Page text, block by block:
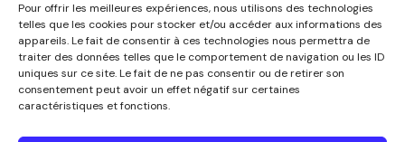
Pour offrir les meilleures expériences, nous utilisons des technologies
telles que les cookies pour stocker et/ou accéder aux informations des
appareils. Le fait de consentir à ces technologies nous permettra de
traiter des données telles que le comportement de navigation ou les ID
uniques sur ce site. Le fait de ne pas consentir ou de retirer son
consentement peut avoir un effet négatif sur certaines
caractéristiques et fonctions.
AMILCAR TRAVEL CLUB
CLUB AMILCAR, Club d'affaires international
AGENCE MEDIANE
CONTACT